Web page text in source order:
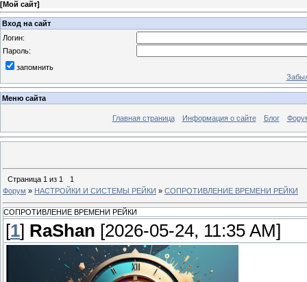
[Мой сайт]
Вход на сайт
Логин:
Пароль:
запомнить
Меню сайта
Главная страница Информация о сайте Блог
Страница 1 из 1
1
Форум » НАСТРОЙКИ И СИСТЕМЫ РЕЙКИ » СОПРОТИВЛЕНИЕ ВРЕМЕНИ РЕЙКИ
СОПРОТИВЛЕНИЕ ВРЕМЕНИ РЕЙКИ
[1] RaShan [2026-05-24, 11:35 AM]